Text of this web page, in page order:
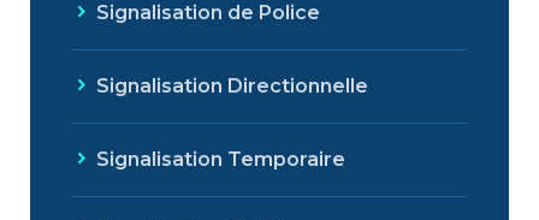
Signalisation de Police
Signalisation Directionnelle
Signalisation Temporaire